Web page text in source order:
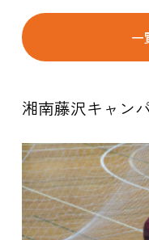
一
湘南藤沢キャン